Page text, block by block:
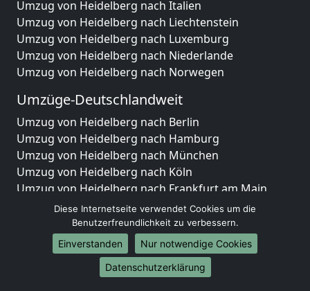
Umzug von Heidelberg nach Italien
Umzug von Heidelberg nach Liechtenstein
Umzug von Heidelberg nach Luxemburg
Umzug von Heidelberg nach Niederlande
Umzug von Heidelberg nach Norwegen
Umzüge-Deutschlandweit
Umzug von Heidelberg nach Berlin
Umzug von Heidelberg nach Hamburg
Umzug von Heidelberg nach München
Umzug von Heidelberg nach Köln
Umzug von Heidelberg nach Frankfurt am Main
Umzug von Heidelberg nach Stuttgart
Umzug von Heidelberg nach Düsseldorf
Umzug von Heidelberg nach Leipzig
Umzug von Heidelberg nach Dortmund
Umzug von Heidelberg nach Essen
Diese Internetseite verwendet Cookies um die
Benutzerfreundlichkeit zu verbessern.
Einverstanden
Nur notwendige Cookies
Datenschutzerklärung